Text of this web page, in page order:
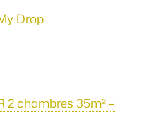
Drop
2 chambres 35m² –